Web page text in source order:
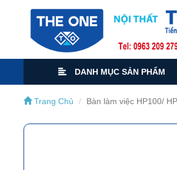
DANH MỤC SẢN PHẨM
Trang Chủ Bàn làm việc HP100/